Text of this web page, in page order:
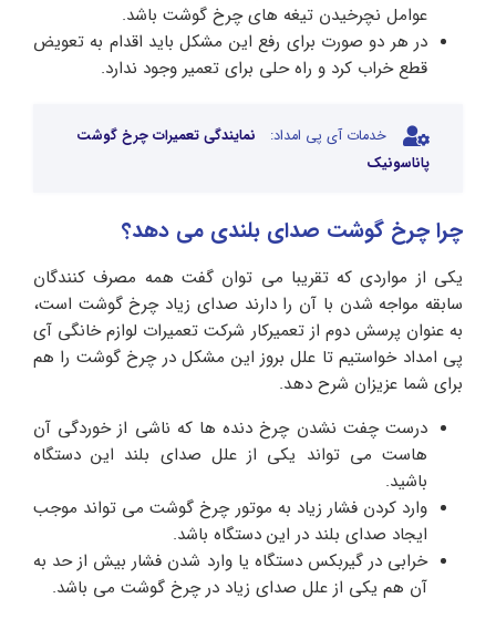
عوامل نچرخیدن تیغه های چرخ گوشت باشد.
در هر دو صورت برای رفع این مشکل باید اقدام به تعویض
قطع خراب کرد و راه حلی برای تعمیر وجود ندارد.
خدمات آی پی امداد:
نمایندگی تعمیرات چرخ گوشت
پاناسونیک
چرا چرخ گوشت صدای بلندی می دهد؟
یکی از مواردی که تقریبا می توان گفت همه مصرف کنندگان
سابقه مواجه شدن با آن را دارند صدای زیاد چرخ گوشت است،
به عنوان پرسش دوم از تعمیرکار شرکت تعمیرات لوازم خانگی آی
پی امداد خواستیم تا علل بروز این مشکل در چرخ گوشت را هم
برای شما عزیزان شرح دهد.
درست چفت نشدن چرخ دنده ها که ناشی از خوردگی آن
هاست می تواند یکی از علل صدای بلند این دستگاه
باشید.
وارد کردن فشار زیاد به موتور چرخ گوشت می تواند موجب
ایجاد صدای بلند در این دستگاه باشد.
خرابی در گیربکس دستگاه یا وارد شدن فشار بیش از حد به
آن هم یکی از علل صدای زیاد در چرخ گوشت می باشد.